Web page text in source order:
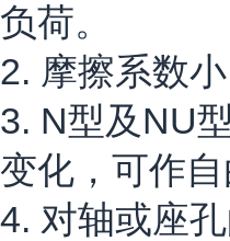
负荷。
2. 摩擦系数
3. N型及NU
变化，可作自
4. 对轴或座